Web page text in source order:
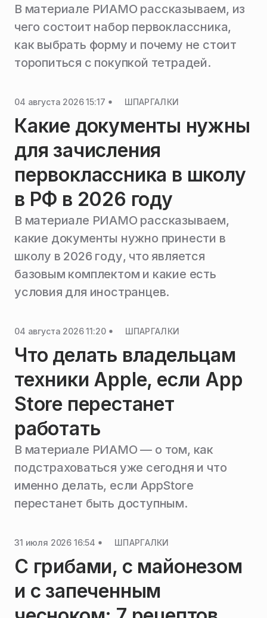
В материале РИАМО рассказываем, из
чего состоит набор первоклассника,
как выбрать форму и почему не стоит
торопиться с покупкой тетрадей.
04 августа 2026 15:17 ШПАРГАЛКИ
Какие документы нужны
для зачисления
первоклассника в школу
в РФ в 2026 году
В материале РИАМО рассказываем,
какие документы нужно принести в
школу в 2026 году, что является
базовым комплектом и какие есть
условия для иностранцев.
04 августа 2026 11:20 ШПАРГАЛКИ
Что делать владельцам
техники Apple, если App
Store перестанет
работать
В материале РИАМО — о том, как
подстраховаться уже сегодня и что
именно делать, если AppStore
перестанет быть доступным.
31 июля 2026 16:54 ШПАРГАЛКИ
С грибами, с майонезом
и с запеченным